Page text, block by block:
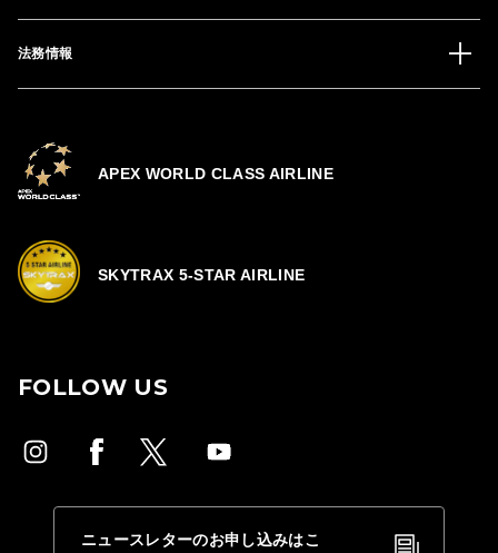
法務情報
APEX WORLD CLASS AIRLINE
SKYTRAX 5-STAR AIRLINE
FOLLOW US
ニュースレターのお申し込みはこ